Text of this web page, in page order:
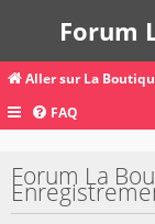
Forum
Aller sur La
FAQ
Forum La